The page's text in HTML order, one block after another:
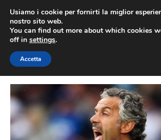
contenuto
Usiamo i cookie per fornirti la miglior
nostro sito web.
You can find out more about which cookies
off in settings.
Accetta